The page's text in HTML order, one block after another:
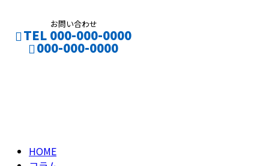
お問い合わせ
TEL 000-000-0000
000-000-0000
HOME